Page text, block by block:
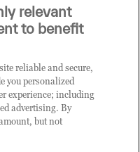
e desideri acquistare
sul blog?
relevant
to benefit
reliable and secure,
you personalized
experience; including
advertising. By
but not